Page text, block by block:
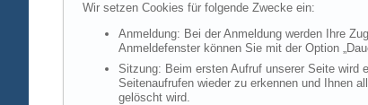
Wir setzen Cookies für folgende Zwecke ein:
Anmeldung: Bei der Anmeldung werden Ihre
Anmeldefenster können Sie mit der Option
Sitzung: Beim ersten Aufruf unserer Seite wird
Seitenaufrufen wieder zu erkennen und Ihnen
gelöscht wird.